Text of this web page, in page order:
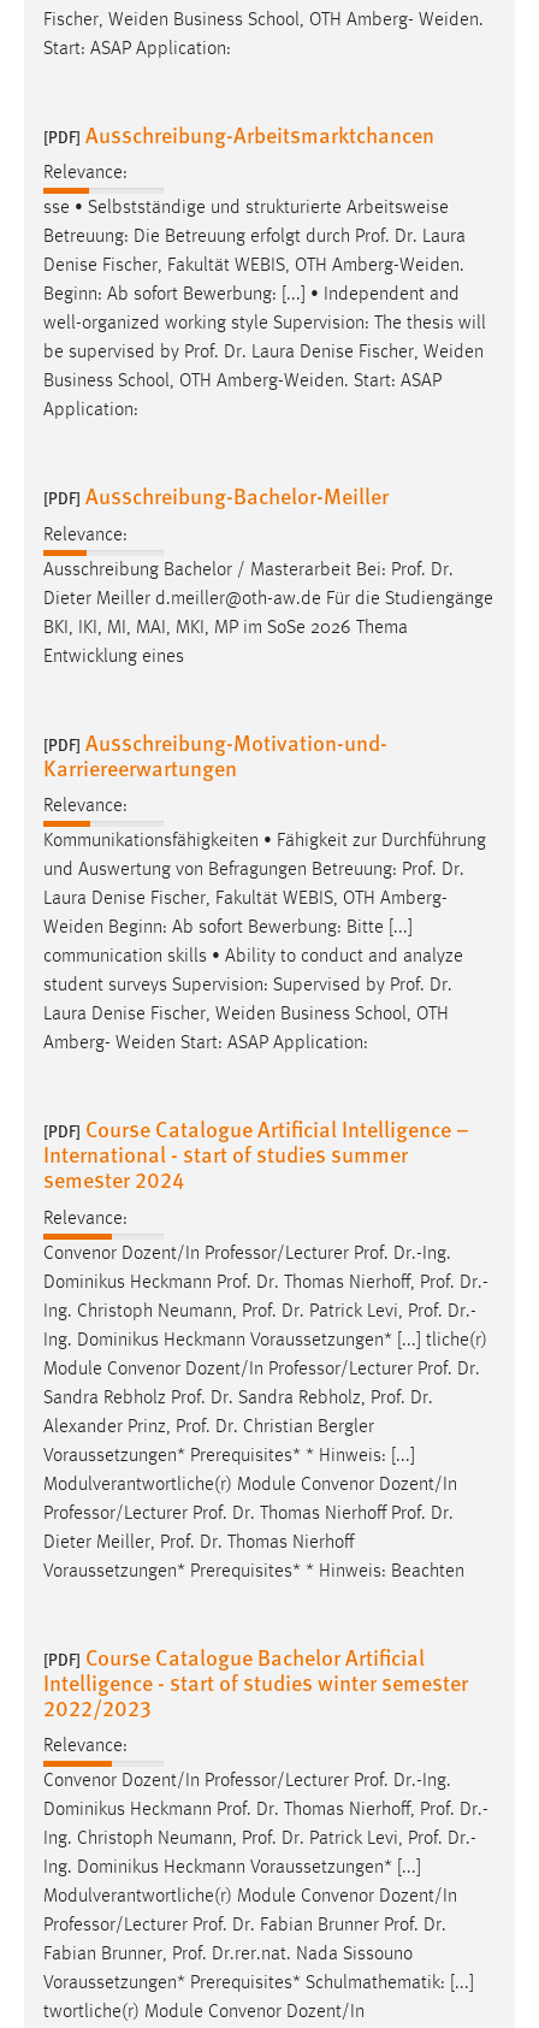
Fischer, Weiden Business School, OTH Amberg- Weiden.
Start: ASAP Application:
[PDF] Ausschreibung-Arbeitsmarktchancen
Relevance:
sse • Selbstständige und strukturierte Arbeitsweise
Betreuung: Die Betreuung erfolgt durch Prof. Dr. Laura
Denise Fischer, Fakultät WEBIS, OTH Amberg-Weiden.
Beginn: Ab sofort Bewerbung: [...] • Independent and
well-organized working style Supervision: The thesis will
be supervised by Prof. Dr. Laura Denise Fischer, Weiden
Business School, OTH Amberg-Weiden. Start: ASAP
Application:
[PDF] Ausschreibung-Bachelor-Meiller
Relevance:
Ausschreibung Bachelor / Masterarbeit Bei: Prof. Dr.
Dieter Meiller d.meiller@oth-aw.de Für die Studiengänge
BKI, IKI, MI, MAI, MKI, MP im SoSe 2026 Thema
Entwicklung eines
[PDF] Ausschreibung-Motivation-und-
Karriereerwartungen
Relevance:
Kommunikationsfähigkeiten • Fähigkeit zur Durchführung
und Auswertung von Befragungen Betreuung: Prof. Dr.
Laura Denise Fischer, Fakultät WEBIS, OTH Amberg-
Weiden Beginn: Ab sofort Bewerbung: Bitte [...]
communication skills • Ability to conduct and analyze
student surveys Supervision: Supervised by Prof. Dr.
Laura Denise Fischer, Weiden Business School, OTH
Amberg- Weiden Start: ASAP Application:
[PDF] Course Catalogue Artificial Intelligence –
International - start of studies summer
semester 2024
Relevance:
Convenor Dozent/In Professor/Lecturer Prof. Dr.-Ing.
Dominikus Heckmann Prof. Dr. Thomas Nierhoff, Prof. Dr.-
Ing. Christoph Neumann, Prof. Dr. Patrick Levi, Prof. Dr.-
Ing. Dominikus Heckmann Voraussetzungen* [...] tliche(r)
Module Convenor Dozent/In Professor/Lecturer Prof. Dr.
Sandra Rebholz Prof. Dr. Sandra Rebholz, Prof. Dr.
Alexander Prinz, Prof. Dr. Christian Bergler
Voraussetzungen* Prerequisites* * Hinweis: [...]
Modulverantwortliche(r) Module Convenor Dozent/In
Professor/Lecturer Prof. Dr. Thomas Nierhoff Prof. Dr.
Dieter Meiller, Prof. Dr. Thomas Nierhoff
Voraussetzungen* Prerequisites* * Hinweis: Beachten
[PDF] Course Catalogue Bachelor Artificial
Intelligence - start of studies winter semester
2022/2023
Relevance:
Convenor Dozent/In Professor/Lecturer Prof. Dr.-Ing.
Dominikus Heckmann Prof. Dr. Thomas Nierhoff, Prof. Dr.-
Ing. Christoph Neumann, Prof. Dr. Patrick Levi, Prof. Dr.-
Ing. Dominikus Heckmann Voraussetzungen* [...]
Modulverantwortliche(r) Module Convenor Dozent/In
Professor/Lecturer Prof. Dr. Fabian Brunner Prof. Dr.
Fabian Brunner, Prof. Dr.rer.nat. Nada Sissouno
Voraussetzungen* Prerequisites* Schulmathematik: [...]
twortliche(r) Module Convenor Dozent/In